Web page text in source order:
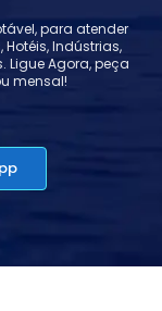
para atender
Indústrias,
Ligue Agora, peça
mensal!